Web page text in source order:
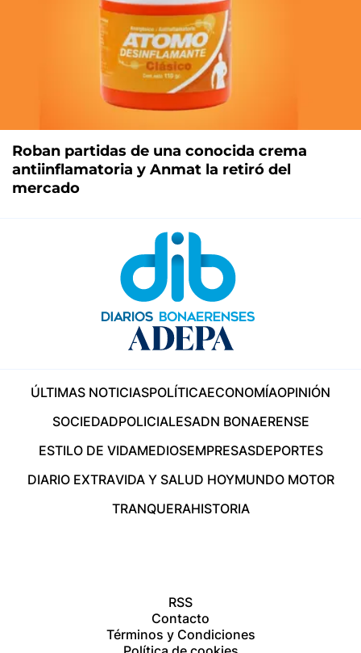
Roban partidas de una conocida crema
antiinflamatoria y Anmat la retiró del
mercado
ÚLTIMAS NOTICIASPOLÍTICAECONOMÍAOPINIÓN
SOCIEDADPOLICIALESADN BONAERENSE
ESTILO DE VIDAMEDIOSEMPRESASDEPORTES
DIARIO EXTRAVIDA Y SALUD HOYMUNDO MOTOR
TRANQUERAHISTORIA
RSS
Contacto
Términos y Condiciones